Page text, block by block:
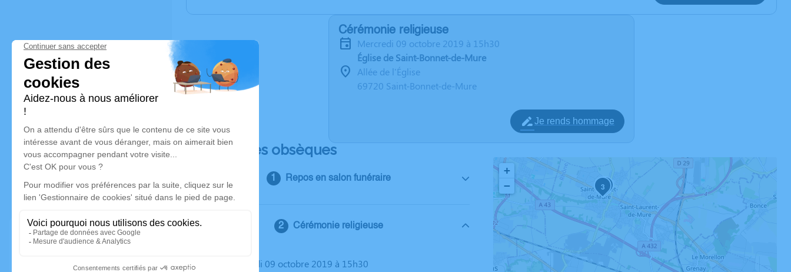
Cérémonie religieuse
mercredi 09 octobre 2019 à 15h30
Église de Saint-Bonnet-de-Mure
Allée de l'Église
69720 Saint-Bonnet-de-Mure
Je rends hommage
Déroulé des obsèques
Repos en salon funéraire
Cérémonie religieuse
Le mercredi 09 octobre 2019 à 15h30
2
3
+
−